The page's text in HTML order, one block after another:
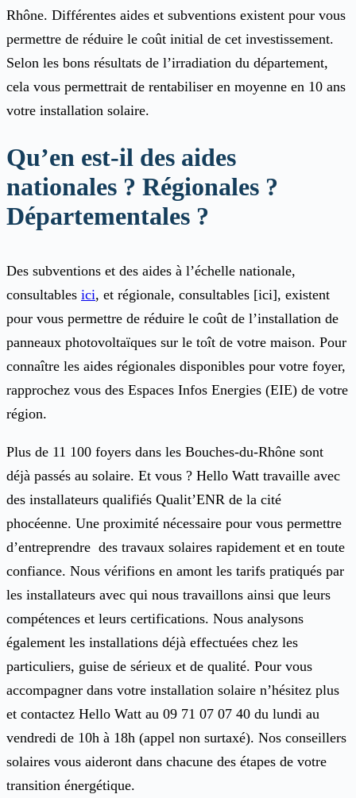
Rhône. Différentes aides et subventions existent pour vous
permettre de réduire le coût initial de cet investissement.
Selon les bons résultats de l’irradiation du département,
cela vous permettrait de rentabiliser en moyenne en 10 ans
votre installation solaire.
Qu’en est-il des aides
nationales ? Régionales ?
Départementales ?
Des subventions et des aides à l’échelle nationale,
consultables ici, et régionale, consultables [ici], existent
pour vous permettre de réduire le coût de l’installation de
panneaux photovoltaïques sur le toît de votre maison. Pour
connaître les aides régionales disponibles pour votre foyer,
rapprochez vous des Espaces Infos Energies (EIE) de votre
région.
Plus de 11 100 foyers dans les Bouches-du-Rhône sont
déjà passés au solaire. Et vous ? Hello Watt travaille avec
des installateurs qualifiés Qualit’ENR de la cité
phocéenne. Une proximité nécessaire pour vous permettre
d’entreprendre des travaux solaires rapidement et en toute
confiance. Nous vérifions en amont les tarifs pratiqués par
les installateurs avec qui nous travaillons ainsi que leurs
compétences et leurs certifications. Nous analysons
également les installations déjà effectuées chez les
particuliers, guise de sérieux et de qualité. Pour vous
accompagner dans votre installation solaire n’hésitez plus
et contactez Hello Watt au 09 71 07 07 40 du lundi au
vendredi de 10h à 18h (appel non surtaxé). Nos conseillers
solaires vous aideront dans chacune des étapes de votre
transition énergétique.